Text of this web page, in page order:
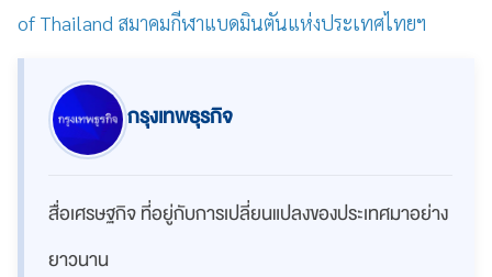
of Thailand สมาคมกีฬาแบดมินตันแห่งประเทศไทยฯ
กรุงเทพธุรกิจ
สื่อเศรษฐกิจ ที่อยู่กับการเปลี่ยนแปลงของประเทศมาอย่าง
ยาวนาน